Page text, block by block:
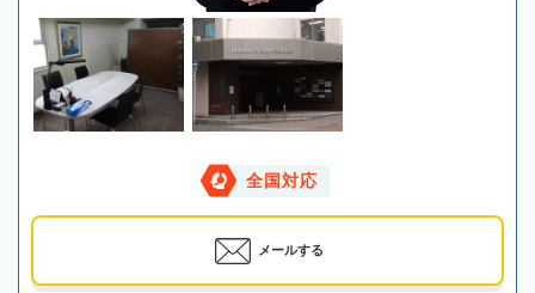
全国対応
メールする